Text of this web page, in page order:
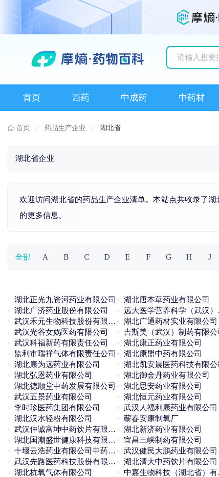
首页 西药 中成药 中药材
首页 药品生产企业 湖北省
湖北省企业
欢迎访问湖北省的药品生产企业清单。本站点共收录了
的更多信息。
全部 A B C D E F G H J
湖北正光九资河药业有限公司
湖北唐本草药业有限公司
湖北广济药业股份有限公司
远
武汉禾元生物科技股份有限公司
湖北广通药材实业有限公司
武汉光谷女娲医药有限公司
吉斯美（武汉）制药有限公
武汉科福新药有限责任公司
湖北康正药业有限公司
监利市瑞祥气体有限责任公司
湖北康盟中药有限公司
湖北康为远药业有限公司
湖北凯安晨医药科技有限公
湖北弘恩药业有限公司
湖北御金丹药业有限公司
湖北德顺堂中药发展有限公司
湖北思安药业有限公司
武汉五景药业有限公司
湖北恒元药业有限公司
李时珍医药集团有限公司
武汉人福利康药业有限公司
湖北汉水轻粉有限公司
蕲春安康制氧厂
武汉仲诚富坤中药饮片有限公司
湖北新济药业有限公司
湖北国潮盛世健康科技有限公司
宜昌三峡制药有限公司
十堰云浩药业有限公司中药饮片厂
武汉健民大鹏药业有限公司
武汉先路医药科技股份有限公司
湖北清大中药饮片有限公司
湖北杭氧气体有限公司
中